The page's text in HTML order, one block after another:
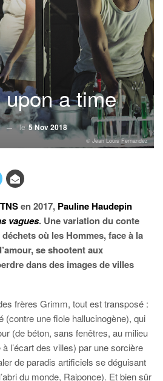
a time
le 5 Nov 2018
© Jean Louis Fernandez
en 2017, Pauline Haudepin
vagues. Une variation du conte
où les Hommes, face à la
se shootent aux
dans des images de villes
frères Grimm, tout est transposé :
(contre une fiole hallucinogène), qui
(de béton, sans fenêtres, au milieu
l’écart des villes) par une sorcière
de paradis artificiels se déguisant
du monde, Raiponce). Et bien sûr